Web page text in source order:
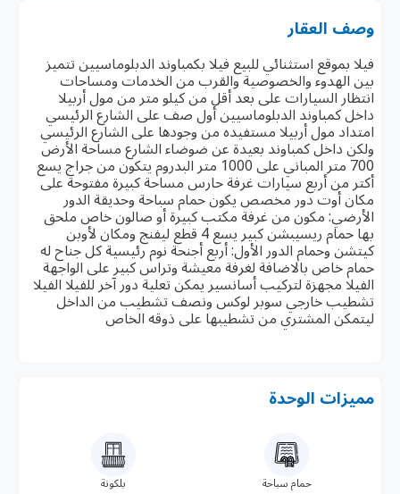
وصف العقار
فيلا بموقع استثنائي للبيع فيلا بكمباوند الدبلوماسيين تتميز
بين الهدوء والخصوصية والقرب من الخدمات ومساحات
انتظار السيارات على بعد أقل من كيلو متر من مول أربيلا
داخل كمباوند الدبلوماسيين أول صف على الشارع الرئيسي
امتداد مول أربيلا مستفيده من وجودها على الشارع الرئيسي
ولكن داخل كمباوند بعيدة عن ضوضاء الشارع مساحة الأرض
700 متر المباني على 1000 متر البدروم يتكون من جراج يسع
أكتر من أربع سيارات غرفة حارس مساحة كبيرة مفتوحة على
مكان أوت دور مخصص يكون حمام سباحة وحديقة الدور
الأرضي: مكون من غرفة مكتب كبيرة أو صالون خاص ملحق
بها حمام ريسيبشن كبير يسع 4 قطع ليفنج ومكان لأوبن
كيتشن وحمام الدور الأول: أربع أجنحة نوم رئيسية كل جناح له
حمام خاص بالاضافة لغرفة معيشة وتراس كبير على الواجهة
الفيلا مجهزة لتركيب أسانسير يمكن تعلية دور آخر للفيلا الفيلا
تشطيب خارجي سوبر لوكس ونصف تشطيب من الداخل
ليتمكن المشتري من تشطيبها على ذوقه الخاص
مميزات الوحدة
حمام سباحة بلكونة